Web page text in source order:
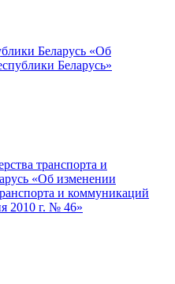
Беларусь «Об
Беларусь»
транспорта и
«Об изменении
и коммуникаций
2010 г. № 46»